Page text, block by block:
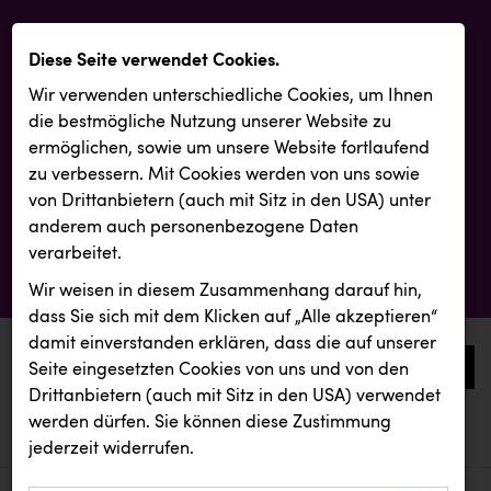
0
aktuelle aussendungen
aktuelle aussendungen
Diese Seite verwendet Cookies.
Wir verwenden unterschiedliche Cookies, um Ihnen
die best­mögliche Nutzung unserer Website zu
ermöglichen, sowie um unsere Website fortlaufend
zu verbessern. Mit Cookies werden von uns sowie
von Drittanbietern (auch mit Sitz in den USA) unter
anderem auch personenbezogene Daten
verarbeitet.
Wir weisen in diesem Zusammenhang darauf hin,
dass Sie sich mit dem Klicken auf „Alle akzeptieren“
damit ein­ver­standen erklären, dass die auf unserer
Seite eingesetzten Cookies von uns und von den
Drittanbietern (auch mit Sitz in den USA) verwendet
werden dürfen. Sie können diese Zustimmung
jederzeit widerrufen.